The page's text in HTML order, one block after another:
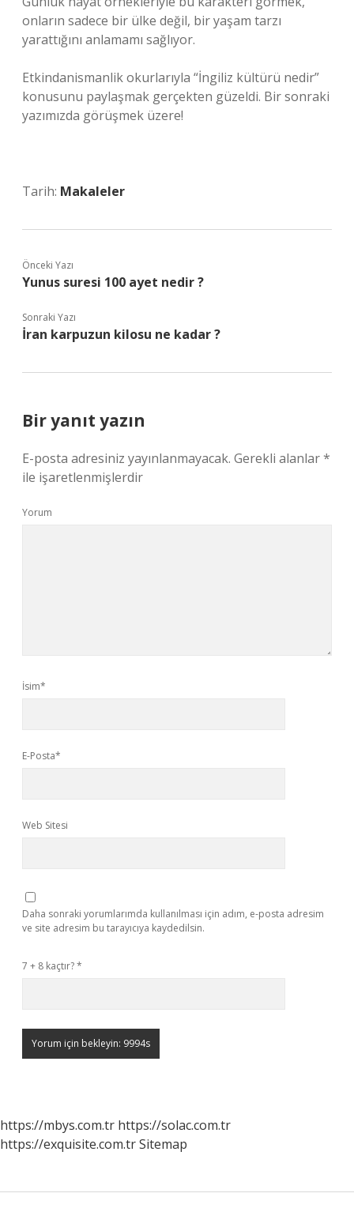
onların sadece bir ülke değil, bir yaşam tarzı
yarattığını anlamamı sağlıyor.
Etkindanismanlik okurlarıyla “İngiliz kültürü nedir”
konusunu paylaşmak gerçekten güzeldi. Bir sonraki
yazımızda görüşmek üzere!
Tarih: Makaleler
Önceki Yazı
Yunus suresi 100 ayet nedir ?
Sonraki Yazı
İran karpuzun kilosu ne kadar ?
Bir yanıt yazın
E-posta adresiniz yayınlanmayacak. Gerekli alanlar*
ile işaretlenmişlerdir
Yorum
İsim*
E-Posta*
Web Sitesi
Daha sonraki yorumlarımda kullanılması için adım, e-posta adresim
ve site adresim bu tarayıcıya kaydedilsin.
7 + 8 kaçtır?*
https://mbys.com.tr https://solac.com.tr
https://exquisite.com.trSitemap